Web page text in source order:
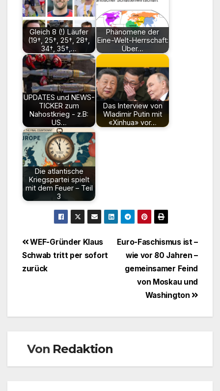
Gleich 8 (!) Läufer
(19†, 25†, 25†, 28†,
34†, 35†,…
Phänomene der
Eine-Welt-Herrschaft:
Über…
UPDATES und NEWS-
TICKER zum
Nahostkrieg - z.B:
US…
Das Interview von
Wladimir Putin mit
«Xinhua» vor…
Die atlantische
Kriegspartei spielt
mit dem Feuer – Teil
3
Beitragsnavigation
Euro-Faschismus ist –
wie vor 80 Jahren –
gemeinsamer Feind
von Moskau und
Washington
WEF-Gründer Klaus
Schwab tritt per sofort
zurück
Von Redaktion